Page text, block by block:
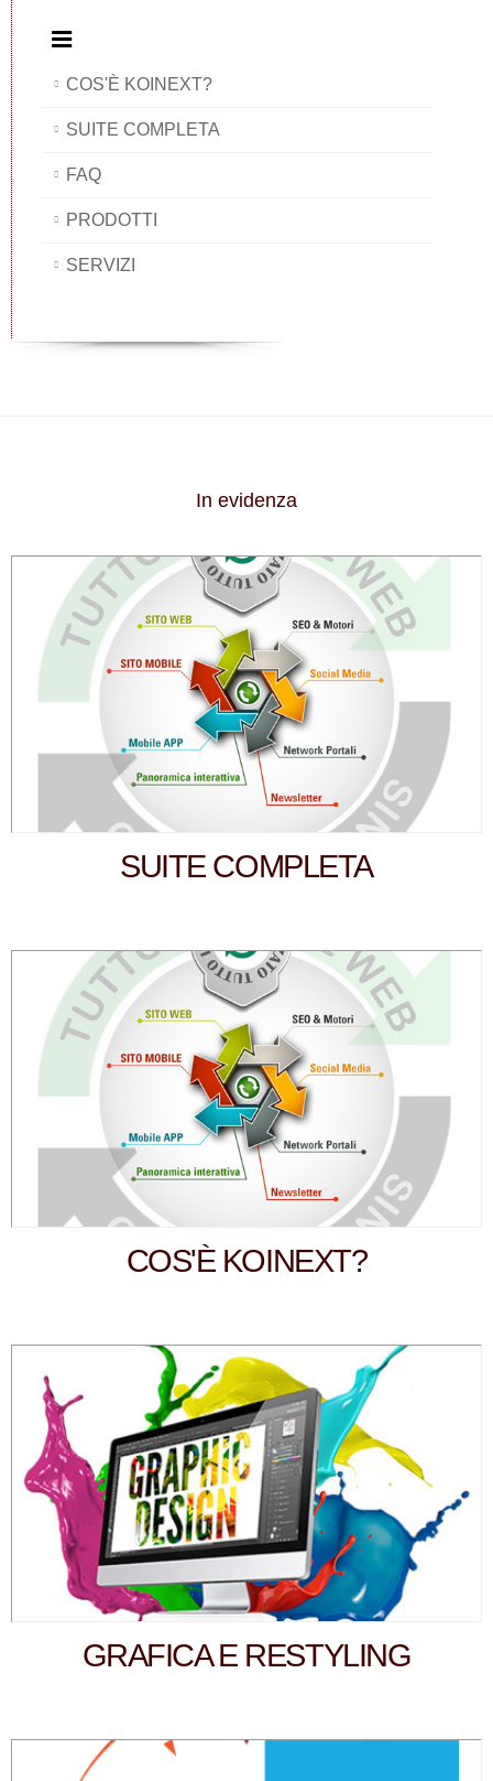
COS'È KOINEXT?
SUITE COMPLETA
FAQ
PRODOTTI
SERVIZI
In evidenza
SUITE COMPLETA
COS'È KOINEXT?
GRAFICA E RESTYLING